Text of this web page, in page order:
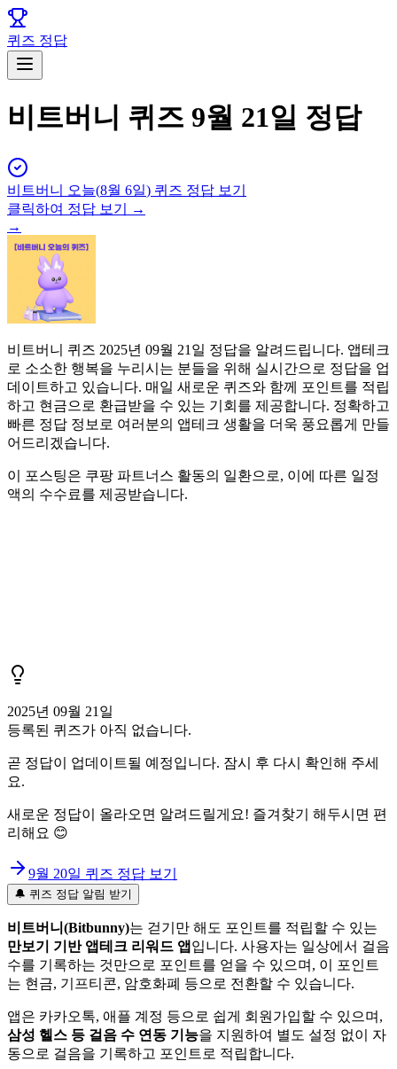
퀴즈 정답
비트버니 퀴즈 9월 21일 정답
비트버니 오늘(8월 6일) 퀴즈 정답 보기
클릭하여 정답 보기 →
→
비트버니 퀴즈 2025년 09월 21일 정답을 알려드립니다. 앱테크
로 소소한 행복을 누리시는 분들을 위해 실시간으로 정답을 업
데이트하고 있습니다. 매일 새로운 퀴즈와 함께 포인트를 적립
하고 현금으로 환급받을 수 있는 기회를 제공합니다. 정확하고
빠른 정답 정보로 여러분의 앱테크 생활을 더욱 풍요롭게 만들
어드리겠습니다.
이 포스팅은 쿠팡 파트너스 활동의 일환으로, 이에 따른 일정
액의 수수료를 제공받습니다.
2025년 09월 21일
등록된 퀴즈가 아직 없습니다.
곧 정답이 업데이트될 예정입니다. 잠시 후 다시 확인해 주세
요.
새로운 정답이 올라오면 알려드릴게요! 즐겨찾기 해두시면 편
리해요 😊
9월 20일 퀴즈 정답 보기
🔔 퀴즈 정답 알림 받기
비트버니(Bitbunny)는 걷기만 해도 포인트를 적립할 수 있는
만보기 기반 앱테크 리워드 앱 입니다. 사용자는 일상에서 걸음
수를 기록하는 것만으로 포인트를 얻을 수 있으며, 이 포인트
는 현금, 기프티콘, 암호화폐 등으로 전환할 수 있습니다.
앱은 카카오톡, 애플 계정 등으로 쉽게 회원가입할 수 있으며,
삼성 헬스 등 걸음 수 연동 기능을 지원하여 별도 설정 없이 자
동으로 걸음을 기록하고 포인트로 적립합니다.